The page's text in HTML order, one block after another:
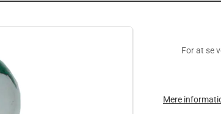
For at se
Mere